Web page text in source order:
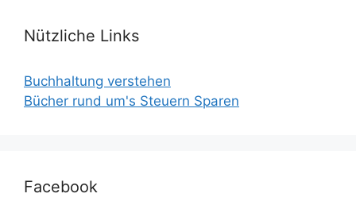
Nützliche Links
Buchhaltung verstehen
Bücher rund um's Steuern Sparen
Facebook